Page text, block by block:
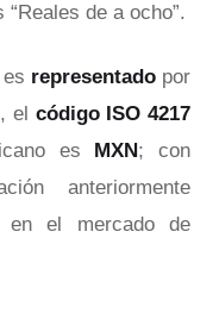
de a ocho”.
representado por
el código ISO 4217
es
MXN ; con
anteriormente
en el mercado de